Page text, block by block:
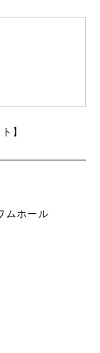
】
ムホール